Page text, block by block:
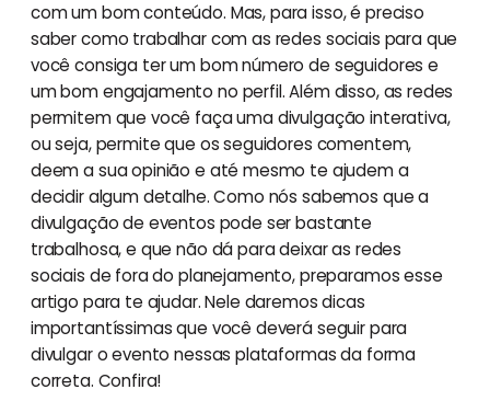
com um bom conteúdo. Mas, para isso, é preciso
saber como trabalhar com as redes sociais para que
você consiga ter um bom número de seguidores e
um bom engajamento no perfil. Além disso, as redes
permitem que você faça uma divulgação interativa,
ou seja, permite que os seguidores comentem,
deem a sua opinião e até mesmo te ajudem a
decidir algum detalhe. Como nós sabemos que a
divulgação de eventos pode ser bastante
trabalhosa, e que não dá para deixar as redes
sociais de fora do planejamento, preparamos esse
artigo para te ajudar. Nele daremos dicas
importantíssimas que você deverá seguir para
divulgar o evento nessas plataformas da forma
correta. Confira!